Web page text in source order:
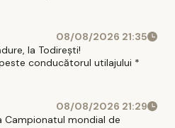
08/08/2026 21:35
la Todirești!
conducătorul utilajului *
08/08/2026 21:29
Campionatul mondial de